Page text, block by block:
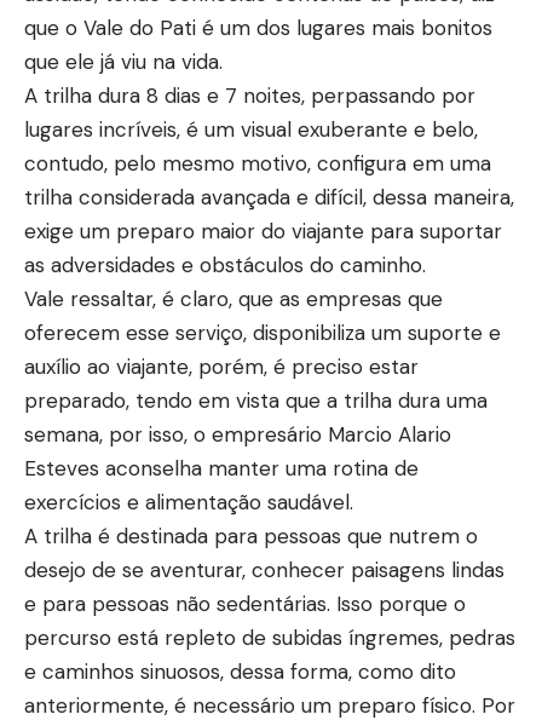
que o Vale do Pati é um dos lugares mais bonitos
que ele já viu na vida.
A trilha dura 8 dias e 7 noites, perpassando por
lugares incríveis, é um visual exuberante e belo,
contudo, pelo mesmo motivo, configura em uma
trilha considerada avançada e difícil, dessa maneira,
exige um preparo maior do viajante para suportar
as adversidades e obstáculos do caminho.
Vale ressaltar, é claro, que as empresas que
oferecem esse serviço, disponibiliza um suporte e
auxílio ao viajante, porém, é preciso estar
preparado, tendo em vista que a trilha dura uma
semana, por isso, o empresário Marcio Alario
Esteves aconselha manter uma rotina de
exercícios e alimentação saudável.
A trilha é destinada para pessoas que nutrem o
desejo de se aventurar, conhecer paisagens lindas
e para pessoas não sedentárias. Isso porque o
percurso está repleto de subidas íngremes, pedras
e caminhos sinuosos, dessa forma, como dito
anteriormente, é necessário um preparo físico. Por